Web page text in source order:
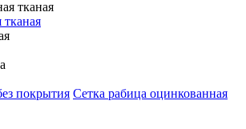
тканая
покрытия Сетка рабица оцинкованная